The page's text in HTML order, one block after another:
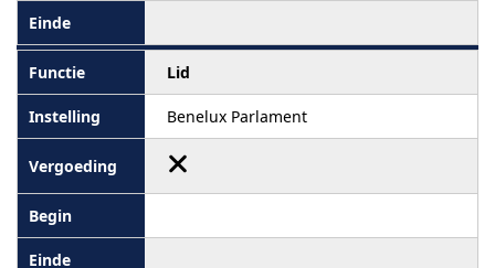
Lid
Benelux Parlament